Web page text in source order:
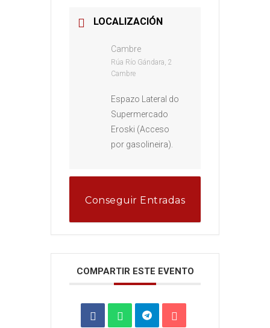
LOCALIZACIÓN
Cambre
Rúa Río Gándara, 2
Cambre
Espazo Lateral do
Supermercado
Eroski (Acceso
por gasolineira).
Conseguir Entradas
COMPARTIR ESTE EVENTO